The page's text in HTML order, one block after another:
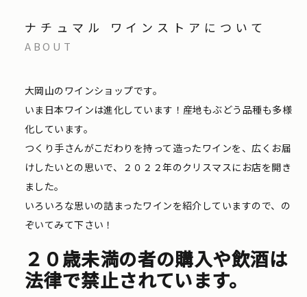
ナチュマル ワインストアについて
ABOUT
大岡山のワインショップです。
いま日本ワインは進化しています！産地もぶどう品種も多様
化しています。
つくり手さんがこだわりを持って造ったワインを、広くお届
けしたいとの思いで、２０２２年のクリスマスにお店を開き
ました。
いろいろな思いの詰まったワインを紹介していますので、の
ぞいてみて下さい！
２０歳未満の者の購入や飲酒は
法律で禁止されています。